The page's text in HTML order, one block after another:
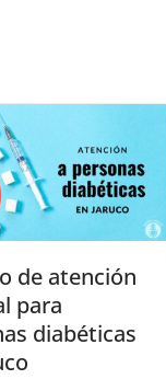
de atención
para
diabéticas